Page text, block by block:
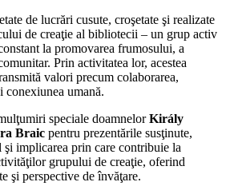
de lucrări cusute, croşetate şi realizate
de creaţie al bibliotecii – un grup activ
la promovarea frumosului, a
Prin activitatea lor, acestea
valori precum colaborarea,
conexiunea umană.
speciale doamnelorKirály
Braic pentru prezentările susţinute,
implicarea prin care contribuie la
grupului de creaţie, oferind
şi perspective de învăţare.